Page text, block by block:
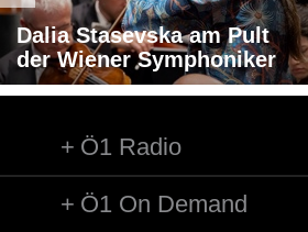
Dalia Stasevska am Pult
der Wiener Symphoniker
Ö1 Radio
Ö1 On Demand